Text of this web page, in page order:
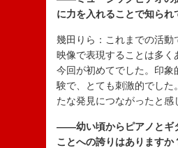
に力を入れることで知ら
幾田りら：これまでの活
映像で表現することは多く
今回が初めてでした。印
験で、とても刺激的でし
たな発見につながったと感
――幼い頃からピアノとギ
ことへの誇りはあります